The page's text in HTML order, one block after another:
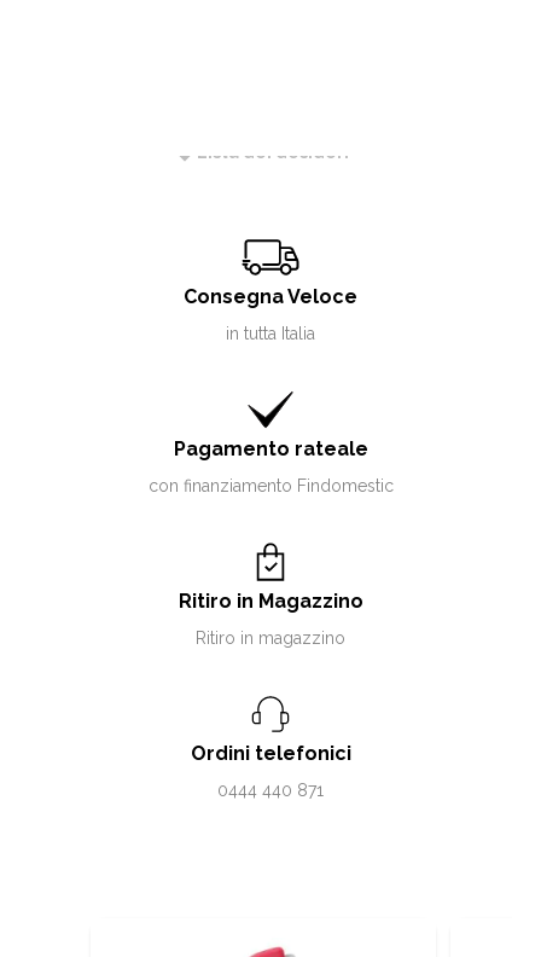
Lista dei desideri
Consegna Veloce
in tutta Italia
Pagamento rateale
con finanziamento Findomestic
Ritiro in Magazzino
Ritiro in magazzino
Ordini telefonici
0444 440 871